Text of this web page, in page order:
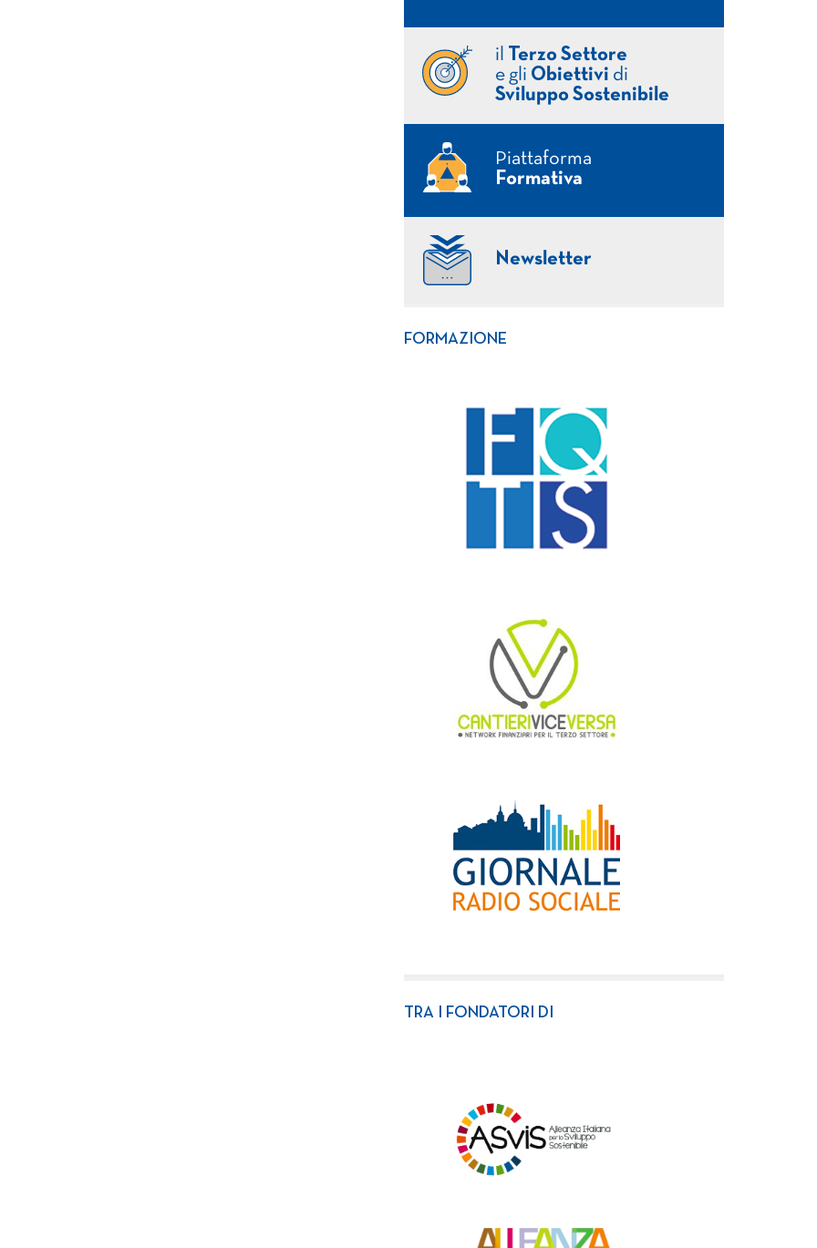
il
Terzo Settore
e gli Obiettivi di
Sviluppo Sostenibile
Piattaforma
Formativa
Newsletter
FORMAZIONE
TRA I FONDATORI DI